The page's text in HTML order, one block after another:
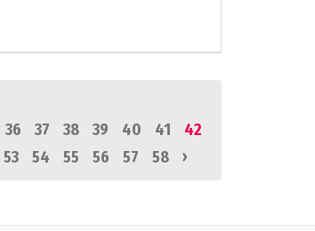
36 37 38 39 40 41
42
53 54 55 56 57 58 ›